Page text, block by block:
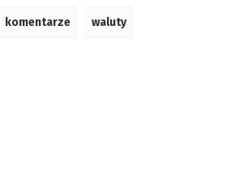
komentarze waluty